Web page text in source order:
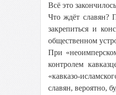
Всё это
Что ждёт славян?
закрепиться и
общественном
При
контролем
«кавказо-
славян, вероятно,